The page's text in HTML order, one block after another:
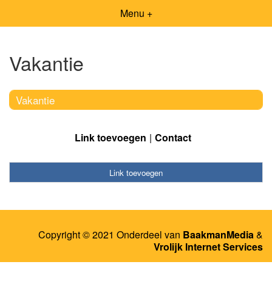
Menu +
Vakantie
Vakantie
Link toevoegen Contact
Link toevoegen
Copyright © 2021 Onderdeel van BaakmanMedia&
Vrolijk Internet Services